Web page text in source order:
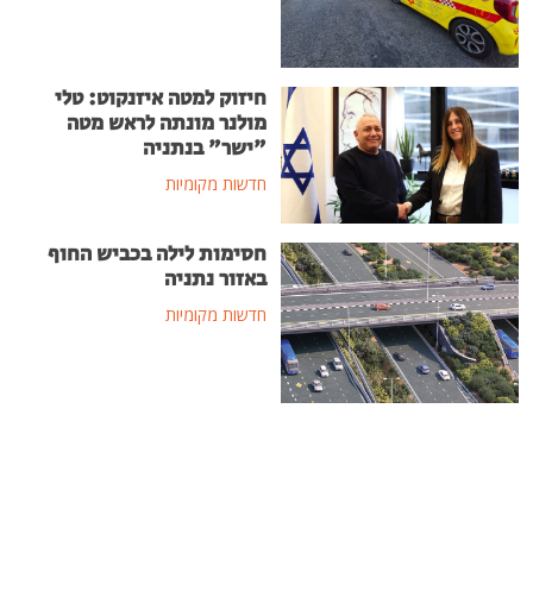
חיזוק למטה איזנקוט: טלי
מולנר מונתה לראש מטה
"ישר" בנתניה
חדשות מקומיות
חסימות לילה בכביש החוף
באזור נתניה
חדשות מקומיות